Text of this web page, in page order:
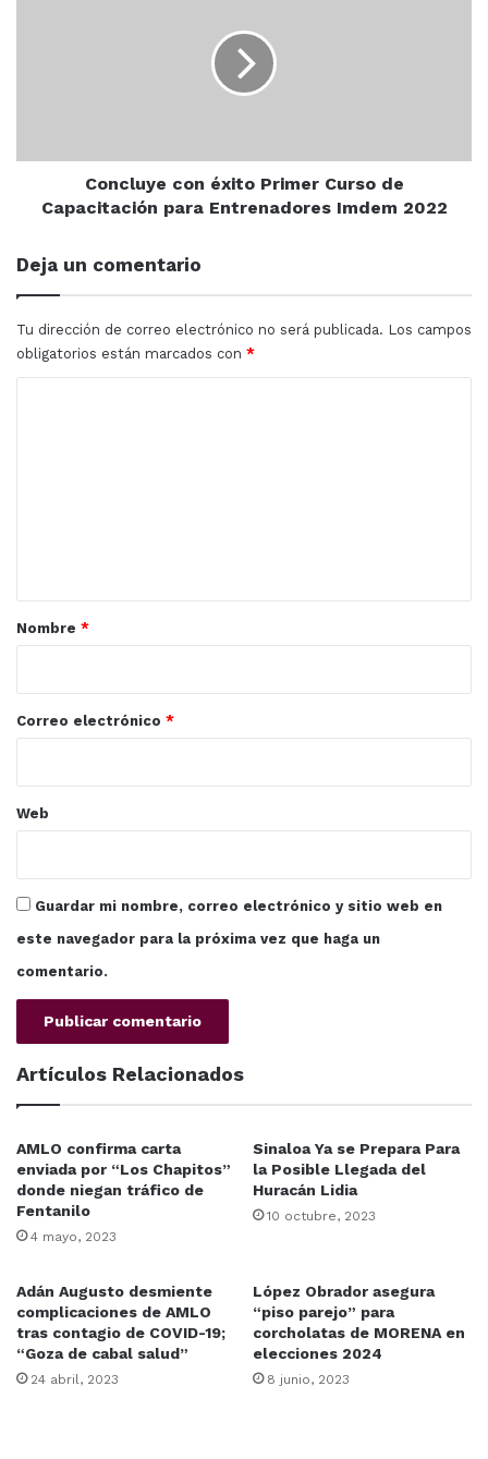
Entrenadores
2022
Concluye con éxito Primer Curso de
Capacitación para Entrenadores Imdem 2022
Deja un comentario
Tu dirección de correo electrónico no será publicada. Los campos
obligatorios están marcados con *
r
*
Nombre *
Correo electrónico *
Web
Guardar mi nombre, correo electrónico y sitio web en
este navegador para la próxima vez que haga un
comentario.
Artículos Relacionados
AMLO confirma carta
enviada por “Los Chapitos”
donde niegan tráfico de
Fentanilo
4 mayo, 2023
Sinaloa Ya se Prepara Para
la Posible Llegada del
Huracán Lidia
10 octubre, 2023
Adán Augusto desmiente
complicaciones de AMLO
tras contagio de COVID-19;
“Goza de cabal salud”
24 abril, 2023
López Obrador asegura
“piso parejo” para
corcholatas de MORENA en
elecciones 2024
8 junio, 2023